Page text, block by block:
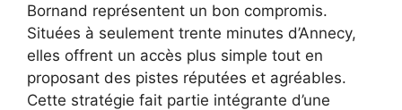
Bornand représentent un bon compromis.
Situées à seulement trente minutes d’Annecy,
elles offrent un accès plus simple tout en
proposant des pistes réputées et agréables.
Cette stratégie fait partie intégrante d’une